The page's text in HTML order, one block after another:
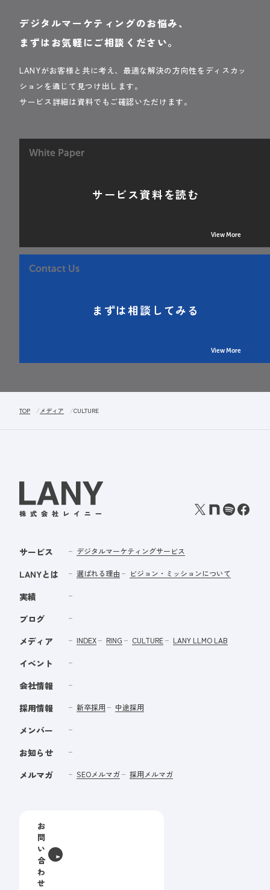
デジタルマーケティングのお悩み、
まずはお気軽にご相談ください。
LANYがお客様と共に考え、最適な解決の方向性をディスカッ
ションを通じて見つけ出します。
サービス詳細は資料でもご確認いただけます。
White Paper
サービス資料を読む
View More
Contact Us
まずは相談してみる
View More
TOP メディア CULTURE
サービス デジタルマーケティングサービス
LANYとは 選ばれる理由 ビジョン・ミッションについて
実績
ブログ
メディア
INDEX RING CULTURE LANY LLMO LAB
イベント
会社情報
採用情報
新卒採用 中途採用
メンバー
お知らせ
メルマガ
SEOメルマガ 採用メルマガ
お
問
い
合
わ
せ